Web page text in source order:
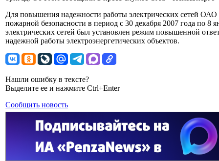
Для повышения надежности работы электрических сетей
пожарной безопасности в период с 30 декабря 2007 года по 8
электрических сетей был установлен режим повышенной
надежной работы электроэнергетических объектов.
Нашли ошибку в тексте?
Выделите ее и нажмите Ctrl+Enter
Сообщить новость